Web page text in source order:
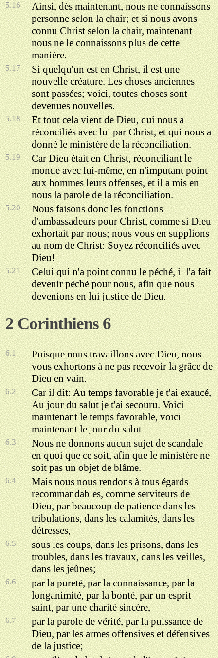
5.16
Ainsi, dès maintenant, nous ne connaissons
personne selon la chair; et si nous avons
connu Christ selon la chair, maintenant
nous ne le connaissons plus de cette
manière.
5.17
Si quelqu'un est en Christ, il est une
nouvelle créature. Les choses anciennes
sont passées; voici, toutes choses sont
devenues nouvelles.
5.18
Et tout cela vient de Dieu, qui nous a
réconciliés avec lui par Christ, et qui nous a
donné le ministère de la réconciliation.
5.19
Car Dieu était en Christ, réconciliant le
monde avec lui-même, en n'imputant point
aux hommes leurs offenses, et il a mis en
nous la parole de la réconciliation.
5.20
Nous faisons donc les fonctions
d'ambassadeurs pour Christ, comme si Dieu
exhortait par nous; nous vous en supplions
au nom de Christ: Soyez réconciliés avec
Dieu!
5.21
Celui qui n'a point connu le péché, il l'a fait
devenir péché pour nous, afin que nous
devenions en lui justice de Dieu.
2 Corinthiens 6
6.1
Puisque nous travaillons avec Dieu, nous
vous exhortons à ne pas recevoir la grâce de
Dieu en vain.
6.2
Car il dit: Au temps favorable je t'ai exaucé,
Au jour du salut je t'ai secouru. Voici
maintenant le temps favorable, voici
maintenant le jour du salut.
6.3
Nous ne donnons aucun sujet de scandale
en quoi que ce soit, afin que le ministère ne
soit pas un objet de blâme.
6.4
Mais nous nous rendons à tous égards
recommandables, comme serviteurs de
Dieu, par beaucoup de patience dans les
tribulations, dans les calamités, dans les
détresses,
6.5
sous les coups, dans les prisons, dans les
troubles, dans les travaux, dans les veilles,
dans les jeûnes;
6.6
par la pureté, par la connaissance, par la
longanimité, par la bonté, par un esprit
saint, par une charité sincère,
6.7
par la parole de vérité, par la puissance de
Dieu, par les armes offensives et défensives
de la justice;